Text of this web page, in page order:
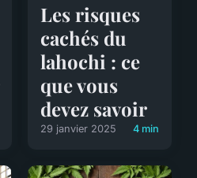
Les risques
cachés du
lahochi : ce
que vous
devez savoir
29 janvier 2025 4 min